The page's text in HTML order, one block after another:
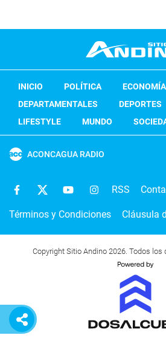
INICIO POLÍTICA ECONOMÍA
DEPARTAMENTALES
DEPORTES
LIFESTYLE
MUNDO
ACONCAGUA RADIO
RSS
Términos y Condiciones Cláusula
Copyright Sitio Andino 2026. Todos los